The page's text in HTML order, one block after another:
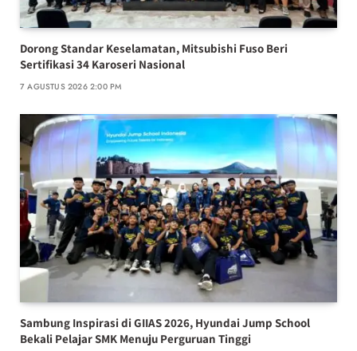
Dorong Standar Keselamatan, Mitsubishi Fuso Beri
Sertifikasi 34 Karoseri Nasional
7 AGUSTUS 2026 2:00 PM
Sambung Inspirasi di GIIAS 2026, Hyundai Jump School
Bekali Pelajar SMK Menuju Perguruan Tinggi